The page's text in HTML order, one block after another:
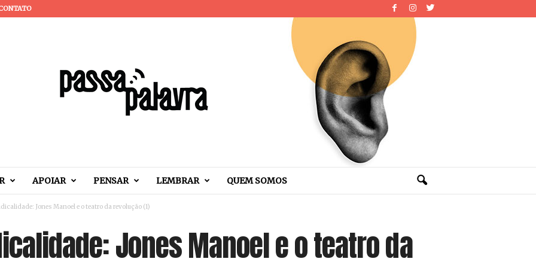
APOIAR PENSAR LEMBRAR QUEM SOMOS
Jones Manoel e o teatro da revolução (1)
Jones Manoel e o teatro da